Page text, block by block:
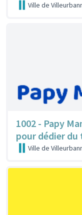
Ville de
1002 - Papy
pour dédier du
Ville de